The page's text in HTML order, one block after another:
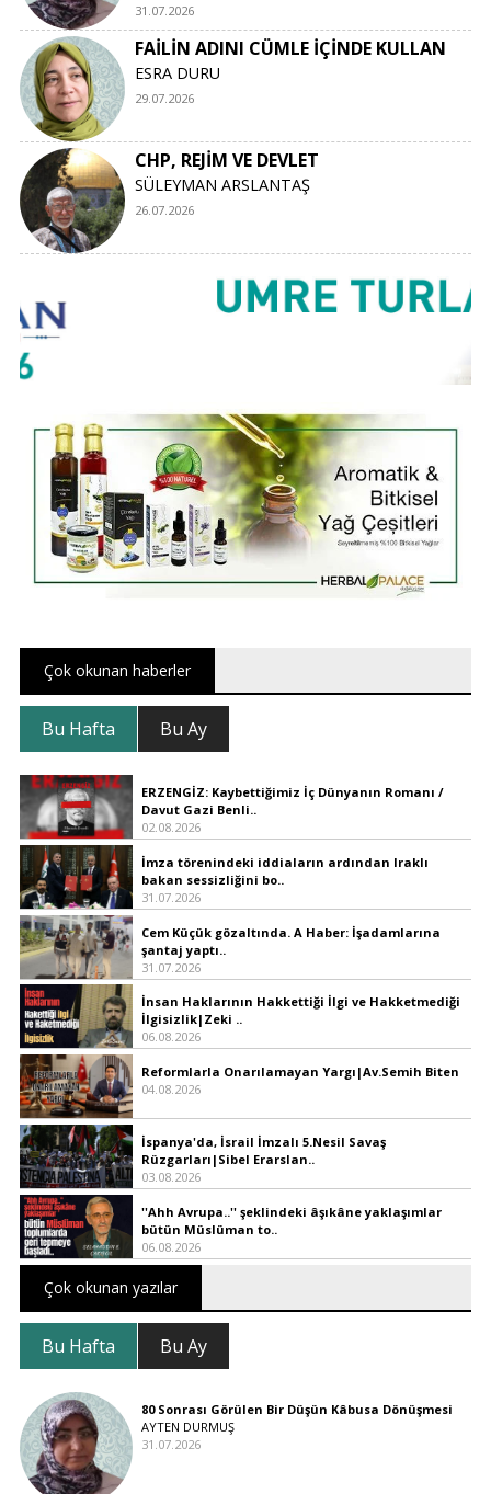
31.07.2026
FAİLİN ADINI CÜMLE İÇİNDE KULLAN
ESRA DURU
29.07.2026
CHP, REJİM VE DEVLET
SÜLEYMAN ARSLANTAŞ
26.07.2026
Çok okunan haberler
Bu Hafta Bu Ay
ERZENGİZ: Kaybettiğimiz İç Dünyanın Romanı /
Davut Gazi Benli..
02.08.2026
İmza törenindeki iddiaların ardından Iraklı
bakan sessizliğini bo..
31.07.2026
Cem Küçük gözaltında. A Haber: İşadamlarına
şantaj yaptı..
31.07.2026
İnsan Haklarının Hakkettiği İlgi ve Hakketmediği
İlgisizlik|Zeki ..
06.08.2026
Reformlarla Onarılamayan Yargı|Av.Semih Biten
04.08.2026
İspanya'da, İsrail İmzalı 5.Nesil Savaş
Rüzgarları|Sibel Erarslan..
03.08.2026
''Ahh Avrupa..'' şeklindeki âşıkâne yaklaşımlar
bütün Müslüman to..
06.08.2026
Çok okunan yazılar
Bu Hafta Bu Ay
80 Sonrası Görülen Bir Düşün Kâbusa Dönüşmesi
AYTEN DURMUŞ
31.07.2026